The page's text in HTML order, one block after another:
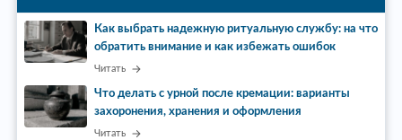
Как выбрать надежную ритуальную службу: на что
обратить внимание и как избежать ошибок
Читать
Что делать с урной после кремации: варианты
захоронения, хранения и оформления
Читать